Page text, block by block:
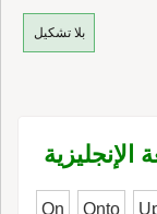
بلا تشكيل
On Onto